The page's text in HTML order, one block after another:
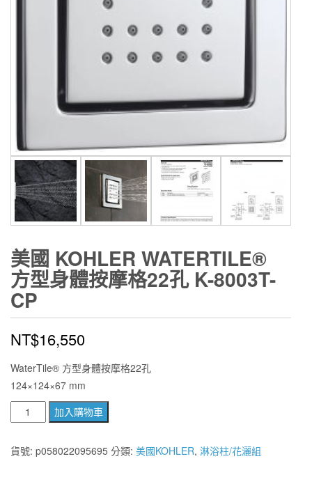
美國 KOHLER WATERTILE®
方型身體按摩格22孔 K-8003T-
CP
NT$16,550
WaterTile® 方型身體按摩格22孔
124×124×67 mm
國
KOHLER
WaterTile®
加入購物車
貨號: p058022095695 分類: 美國KOHLER, 淋浴柱/花灑組